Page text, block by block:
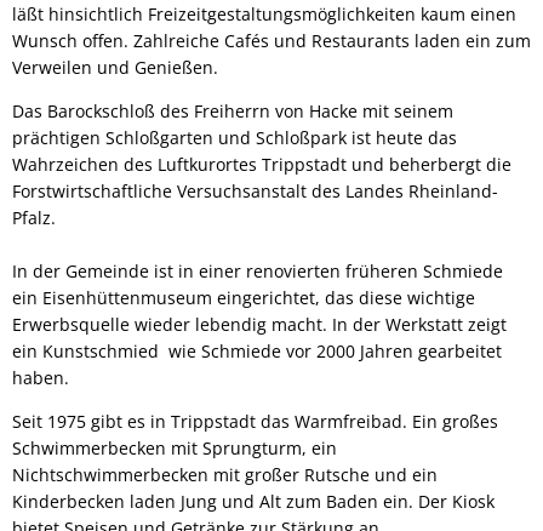
läßt hinsichtlich Freizeitgestaltungsmöglichkeiten kaum einen
Wunsch offen. Zahlreiche Cafés und Restaurants laden ein zum
Verweilen und Genießen.
Das Barockschloß des Freiherrn von Hacke mit seinem
prächtigen Schloßgarten und Schloßpark ist heute das
Wahrzeichen des Luftkurortes Trippstadt und beherbergt die
Forstwirtschaftliche Versuchsanstalt des Landes Rheinland-
Pfalz.
In der Gemeinde ist in einer renovierten früheren Schmiede
ein Eisenhüttenmuseum eingerichtet, das diese wichtige
Erwerbsquelle wieder lebendig macht. In der Werkstatt zeigt
ein Kunstschmied wie Schmiede vor 2000 Jahren gearbeitet
haben.
Seit 1975 gibt es in Trippstadt das Warmfreibad. Ein großes
Schwimmerbecken mit Sprungturm, ein
Nichtschwimmerbecken mit großer Rutsche und ein
Kinderbecken laden Jung und Alt zum Baden ein. Der Kiosk